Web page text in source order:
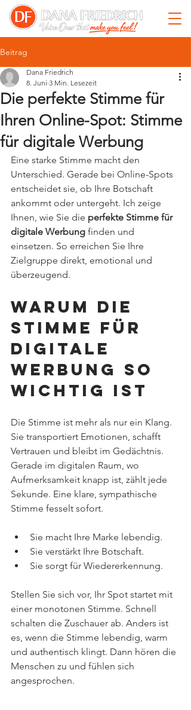
Beitrag
Die perfekte Stimme für
Ihren Online-Spot: Stimme
für digitale Werbung
Dana Friedrich
8. Juni 3 Min. Lesezeit
Eine starke Stimme macht den
Unterschied. Gerade bei Online-Spots
entscheidet sie, ob Ihre Botschaft
ankommt oder untergeht. Ich zeige
Ihnen, wie Sie die perfekte Stimme für
digitale Werbung finden und
einsetzen. So erreichen Sie Ihre
Zielgruppe direkt, emotional und
überzeugend.
Warum die
Stimme für
digitale
Werbung so
wichtig ist
Die Stimme ist mehr als nur ein Klang.
Sie transportiert Emotionen, schafft
Vertrauen und bleibt im Gedächtnis.
Gerade im digitalen Raum, wo
Aufmerksamkeit knapp ist, zählt jede
Sekunde. Eine klare, sympathische
Stimme fesselt sofort.
Sie macht Ihre Marke lebendig.
Sie verstärkt Ihre Botschaft.
Sie sorgt für Wiedererkennung.
Stellen Sie sich vor, Ihr Spot startet mit
einer monotonen Stimme. Schnell
schalten die Zuschauer ab. Anders ist
es, wenn die Stimme lebendig, warm
und authentisch klingt. Dann hören die
Menschen zu und fühlen sich
angesprochen.